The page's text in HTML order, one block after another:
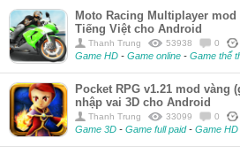
Moto Racing Multiplayer
Tiếng Việt cho Android
Thanh Trung 53938 0
Game HD - Game online - Game thể
Pocket RPG v1.21 mod vàng
nhập vai 3D cho Android
Thanh Trung 33099 0
Game 3D - Game full paid- Game HD